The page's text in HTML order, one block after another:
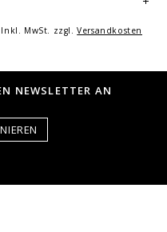
eines Armbandes von 21 cm
MwSt. zzgl.Versandkosten
NEWSLETTER AN